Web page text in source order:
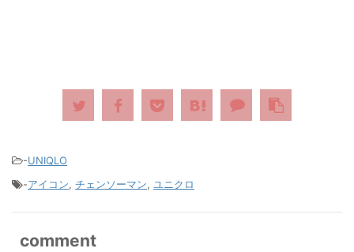
-UNIQLO
-アイコン, チェンソーマン, ユニクロ
comment